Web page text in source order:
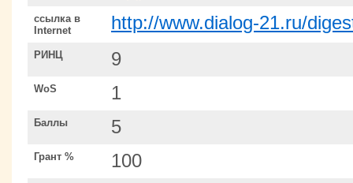
ссылка в
Internet
http://www.dialog-21.ru/
РИНЦ 9
WoS 1
Баллы 5
Грант % 100